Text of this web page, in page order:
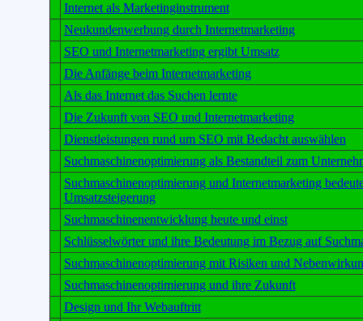
Internet als Marketinginstrument
Neukundenwerbung durch Internetmarketing
SEO und Internetmarketing ergibt Umsatz
Die Anfänge beim Internetmarketing
Als das Internet das Suchen lernte
Die Zukunft von SEO und Internetmarketing
Dienstleistungen rund um SEO mit Bedacht auswählen
Suchmaschinenoptimierung als Bestandteil zum
Suchmaschinenoptimierung und Internetmarketing
Umsatzsteigerung
Suchmaschinenentwicklung heute und einst
Schlüsselwörter und ihre Bedeutung im Bezug auf
Suchmaschinenoptimierung mit Risiken und
Suchmaschinenoptimierung und ihre Zukunft
Design und Ihr Webauftritt